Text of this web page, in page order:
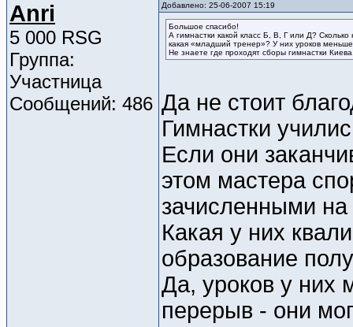
Anri
5 000 RSG
Группа:
Участница
Сообщений: 486
Добавлено: 25-06-2007 15:19
Большое спасибо!
А гимнастки какой класс Б, В, Г или Д?
какая «младший тренер»? У них уроков
Не знаете где проходят сборы гимнастки
Да не стоит
Гимнастки
Если они
этом мастера
зачисленными
Какая у них
образование
Да, уроков у них
перерыв - они